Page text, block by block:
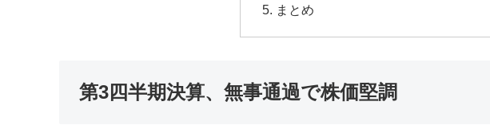
まとめ
第3四半期決算、無事通過で株価堅調